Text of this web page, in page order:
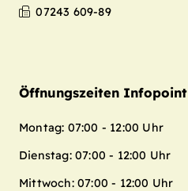
07243 609-89
Öffnungszeiten Infopoint
Montag: 07:00 - 12:00 Uhr
Dienstag: 07:00 - 12:00 Uhr
Mittwoch: 07:00 - 12:00 Uhr